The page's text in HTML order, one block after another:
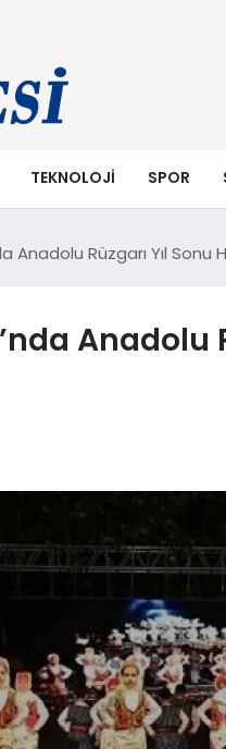
TEKNOLOJI SPOR
Anadolu Rüzgarı Yıl Sonu
Anadolu